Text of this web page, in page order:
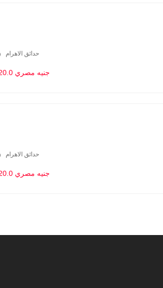
حدائق الاهرام
120.0 جنيه مصري
حدائق الاهرام
120.0 جنيه مصري